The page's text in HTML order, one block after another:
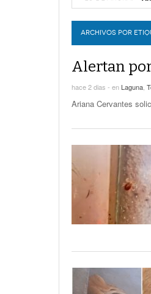
ARCHIVOS POR
Alertan
hace 2 dias - en Laguna
Ariana Cervantes